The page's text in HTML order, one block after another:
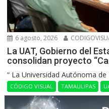
6 agosto, 2026
La UAT, Gobierno del
consolidan proyecto
“ La Universidad Autónoma
CÓDIGO VISUAL TAMAULIPAS